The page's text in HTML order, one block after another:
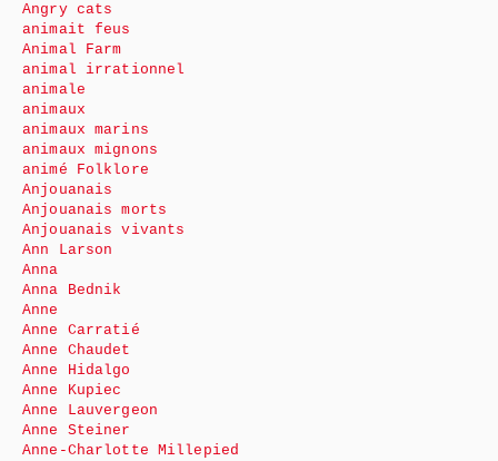
Angry cats
animait feus
Animal Farm
animal irrationnel
animale
animaux
animaux marins
animaux mignons
animé Folklore
Anjouanais
Anjouanais morts
Anjouanais vivants
Ann Larson
Anna
Anna Bednik
Anne
Anne Carratié
Anne Chaudet
Anne Hidalgo
Anne Kupiec
Anne Lauvergeon
Anne Steiner
Anne-Charlotte Millepied